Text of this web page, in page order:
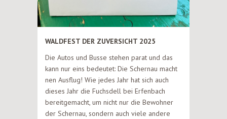
WALDFEST DER ZUVERSICHT 2025
Die Autos und Busse stehen parat und das
kann nur eins bedeutet: Die Schernau macht
nen Ausflug! Wie jedes Jahr hat sich auch
dieses Jahr die Fuchsdell bei Erfenbach
bereitgemacht, um nicht nur die Bewohner
der Schernau, sondern auch viele andere